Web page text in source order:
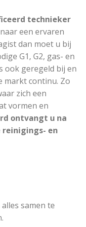
technieker
een ervaren
dan moet u bij
G1, G2, gas- en
ook geregeld bij en
markt continu. Zo
zich een
vormen en
ontvangt u na
reinigings- en
samen te